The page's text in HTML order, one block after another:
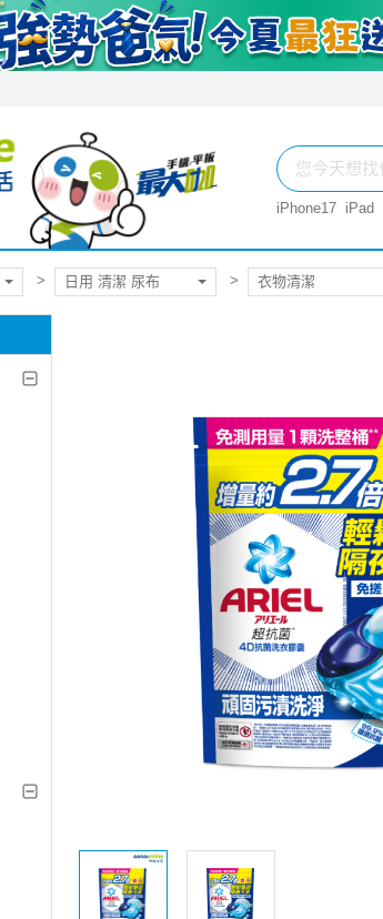
iPhone17 iPad
日用 清潔 尿布 衣物清潔